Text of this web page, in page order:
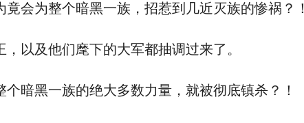
为整个暗黑一族，招惹到几近灭族的惨祸？！
及他们麾下的大军都抽调过来了。
黑一族的绝大多数力量，就被彻底镇杀？！